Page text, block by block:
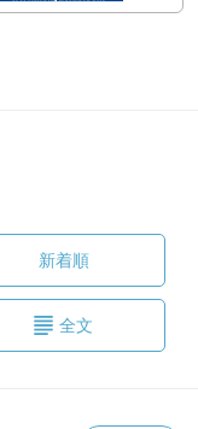
新着順
全文